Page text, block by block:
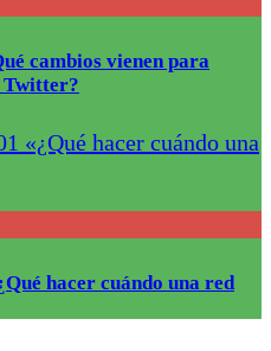
cambios vienen para
Twitter?
hacer cuándo una red